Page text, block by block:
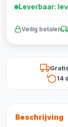
Leverbaar:
Veilig betalen
14
Beschrijving